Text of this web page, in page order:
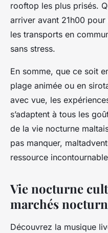
rooftop les plus prisés.
arriver avant 21h00
les transports en
sans stress.
En somme, que ce soit
plage animée ou en
avec vue, les
s’adaptent à tous les
de la vie nocturne
pas manquer,
ressource
Vie nocturne
marchés
Découvrez la musique